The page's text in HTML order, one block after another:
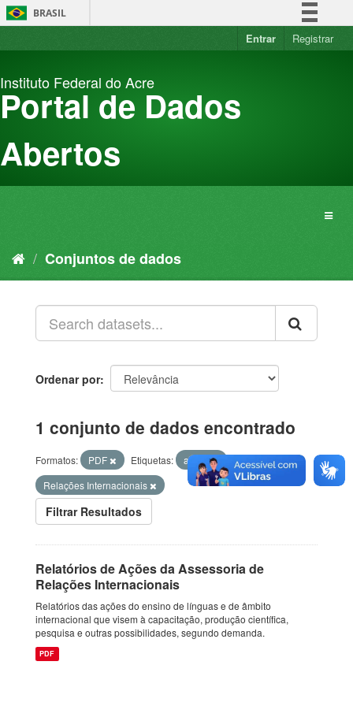
Pular
para
BRASIL
Simplifique!
Acesso à informação
Entrar Registrar
Instituto Federal do Acre
Portal de Dados
Abertos
Conjuntos de dados
Ordenar por
1 conjunto de dados encontrado
Formatos: PDF Etiquetas:
ações
Relações Internacionais
Filtrar Resultados
Relatórios de Ações da Assessoria de
Relações Internacionais
Relatórios das ações do ensino de línguas e de âmbito
internacional que visem à capacitação, produção científica,
pesquisa e outras possibilidades, segundo demanda.
PDF